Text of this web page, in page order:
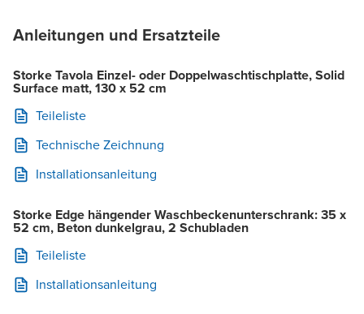
Anleitungen und Ersatzteile
Storke Tavola Einzel- oder Doppelwaschtischplatte, Solid
Surface matt, 130 x 52 cm
Teileliste
Technische Zeichnung
Installationsanleitung
Storke Edge hängender Waschbeckenunterschrank: 35 x
52 cm, Beton dunkelgrau, 2 Schubladen
Teileliste
Installationsanleitung